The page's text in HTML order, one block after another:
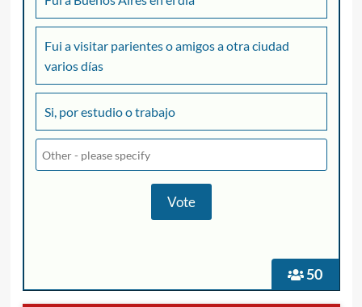
50
Fui a visitar parientes o amigos a otra ciudad
varios días
Si, por estudio o trabajo